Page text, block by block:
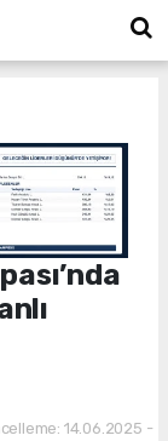
14.06.2025 -